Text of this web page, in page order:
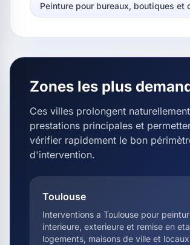
Peinture pour bureaux, boutiques et
Zones les plus
Ces villes prolongent
prestations principales et
vérifier rapidement le bon
d'intervention.
Toulouse
Interventions a Toulouse pour
interieure, exterieure et remise en
logements, maisons de ville et locaux